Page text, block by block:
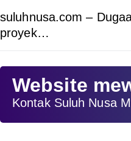
suluhnusa.com –
proyek…
Website
Kontak Suluh Nusa